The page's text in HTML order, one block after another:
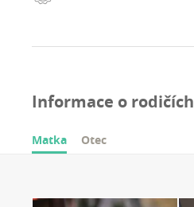
Informace o rodičích
Matka Otec